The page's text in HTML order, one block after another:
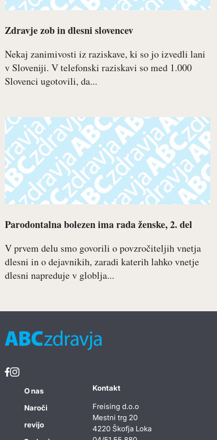
Zdravje zob in dlesni slovencev
Nekaj zanimivosti iz raziskave, ki so jo izvedli lani
v Sloveniji. V telefonski raziskavi so med 1.000
Slovenci ugotovili, da...
Parodontalna bolezen ima rada ženske, 2. del
V prvem delu smo govorili o povzročiteljih vnetja
dlesni in o dejavnikih, zaradi katerih lahko vnetje
dlesni napreduje v globlja...
O nas
Naroči
revijo
Kontakt
Freising d.o.o
Mestni trg 20
4220 Škofja Loka